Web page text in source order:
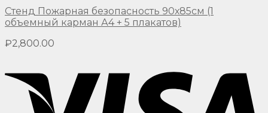
Стенд Пожарная безопасность 90х85см (1
объемный карман А4 + 5 плакатов)
₽2,800.00